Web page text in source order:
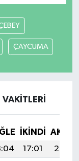
ÇAYCUMA
İKINDI
17:01
20:25